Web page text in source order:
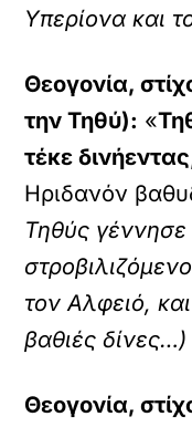
Υπερίονα και
Θεογονία,
την Τηθύ): «
τέκε δινήεντας
Ηριδανόν
Τηθύς
τον Αλφειό,
βαθιές δίνες…)
Θεογονία,